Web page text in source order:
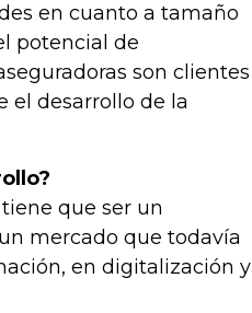
en cuanto a tamaño
potencial de
son clientes
el desarrollo de la
que ser un
mercado que todavía
en digitalización y